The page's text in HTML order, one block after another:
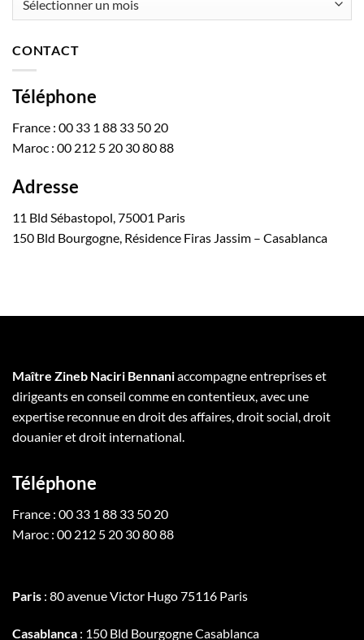
CONTACT
Téléphone
France : 00 33 1 88 33 50 20
Maroc : 00 212 5 20 30 80 88
Adresse
11 Bld Sébastopol, 75001 Paris
150 Bld Bourgogne, Résidence Firas Jassim – Casablanca
Maître Zineb Naciri Bennaniaccompagne entreprises et
dirigeants en conseil comme en contentieux, avec une
expertise reconnue en droit des affaires, droit social, droit
douanier et droit international.
Téléphone
France : 00 33 1 88 33 50 20
Maroc : 00 212 5 20 30 80 88
Paris : 80 avenue Victor Hugo 75116 Paris
Casablanca : 150 Bld Bourgogne Casablanca